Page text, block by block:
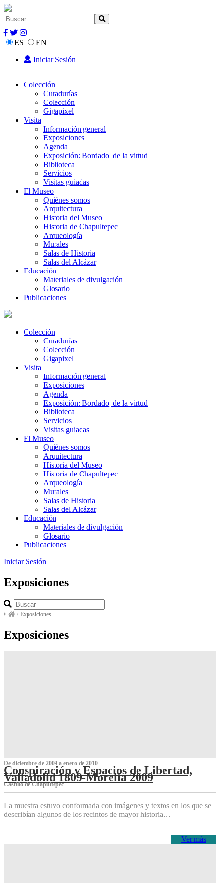
ES
EN
Iniciar Sesión
Colección
Curadurías
Colección
Gigapixel
Visita
Información general
Exposiciones
Agenda
Exposición: Bordado, de la virtud
Biblioteca
Servicios
Visitas guiadas
El Museo
Quiénes somos
Arquitectura
Historia del Museo
Historia de Chapultepec
Arqueología
Murales
Salas de Historia
Salas del Alcázar
Educación
Materiales de divulgación
Glosario
Publicaciones
Colección
Curadurías
Colección
Gigapixel
Visita
Información general
Exposiciones
Agenda
Exposición: Bordado, de la virtud
Biblioteca
Servicios
Visitas guiadas
El Museo
Quiénes somos
Arquitectura
Historia del Museo
Historia de Chapultepec
Arqueología
Murales
Salas de Historia
Salas del Alcázar
Educación
Materiales de divulgación
Glosario
Publicaciones
Iniciar Sesión
Exposiciones
/ Exposiciones
Exposiciones
De diciembre de 2009 a enero de 2010
Conspiración y Espacios de Libertad,
Valladolid 1809-Morelia 2009
Castillo de Chapultepec
La muestra estuvo conformada con imágenes y textos en los que se
describían algunos de los recintos de mayor historia…
Ver más